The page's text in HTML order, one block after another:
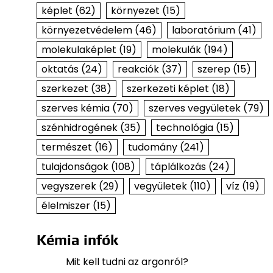
képlet (62) környezet (15)
környezetvédelem(46) laboratórium(41)
molekulaképlet (19) molekulák(194)
oktatás(24) reakciók(37) szerep(15)
szerkezet (38) szerkezeti képlet (18)
szerves kémia(70) szerves vegyületek(79)
szénhidrogének(35) technológia(15)
természet (16) tudomány(241)
tulajdonságok(108) táplálkozás(24)
vegyszerek(29) vegyületek(110) víz (19)
élelmiszer(15)
Kémia infók
Mit kell tudni az argonról?